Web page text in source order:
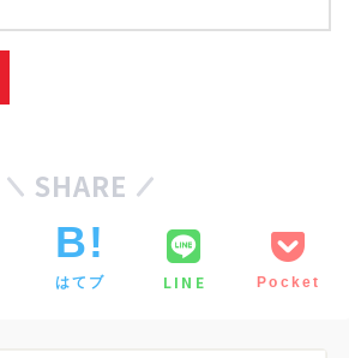
SHARE
はてブ LINE Pocket